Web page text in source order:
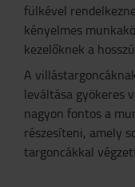
fülkével
kényelmes
kezelőknek a
A
leváltása gyökeres
nagyon fontos a
részesíteni, amely
targoncákkal